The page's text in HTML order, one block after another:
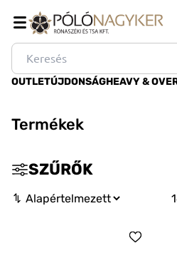
OUTLETÚJDONSÁGHEAVY &
Termékek
SZŰRŐK